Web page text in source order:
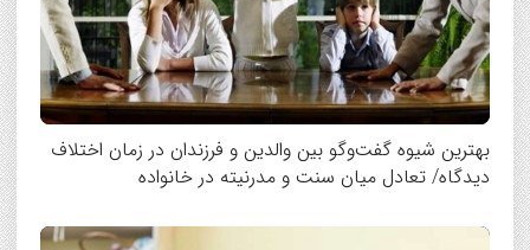
بهترین شیوه گفت‌وگو بین والدین و فرزندان در زمان اختلاف
دیدگاه/ تعادل میان سنت و مدرنیته در خانواده